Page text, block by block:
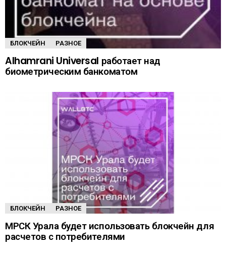
БЛОКЧЕЙН РАЗНОЕ
Alhamrani Universal работает над
биометрическим банкоматом
БЛОКЧЕЙН РАЗНОЕ
МРСК Урала будет использовать блокчейн для
расчетов с потребителями